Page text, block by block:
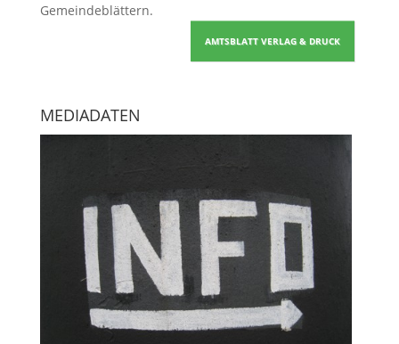
Gemeindeblättern.
AMTSBLATT VERLAG & DRUCK
MEDIADATEN